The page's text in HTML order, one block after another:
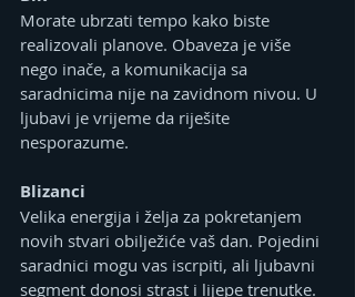
Morate ubrzati tempo kako biste
realizovali planove. Obaveza je više
nego inače, a komunikacija sa
saradnicima nije na zavidnom nivou. U
ljubavi je vrijeme da riješite
nesporazume.
Blizanci
Velika energija i želja za pokretanjem
novih stvari obilježiće vaš dan. Pojedini
saradnici mogu vas iscrpiti, ali ljubavni
segment donosi strast i lijepe trenutke.